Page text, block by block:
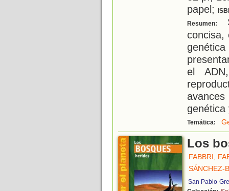
papel;
Resumen:
concisa,
el
genética
Temática:
Los
FABBRI,
SÁNCHEZ-
San Pablo